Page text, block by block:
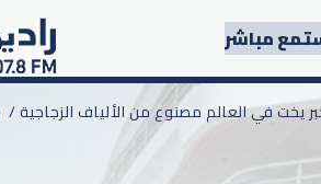
مباشر
يخت في العالم مصنوع من الألياف الزجاجية